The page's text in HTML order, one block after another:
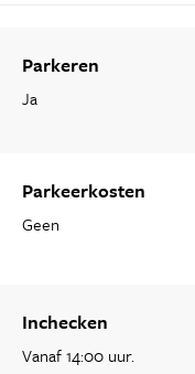
Parkeren
Ja
Parkeerkosten
Geen
Inchecken
Vanaf 14:00 uur.